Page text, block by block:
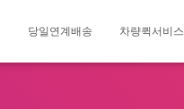
당일연계배송 차량퀵서비스